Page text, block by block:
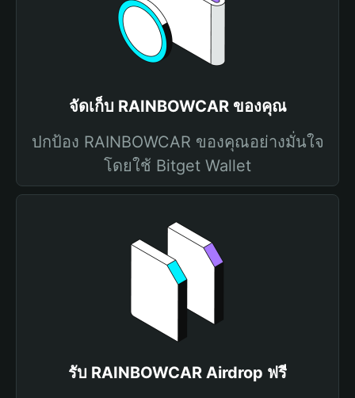
จัดเก็บ RAINBOWCAR ของคุณ
ปกป้อง RAINBOWCAR ของคุณอย่างมั่นใจ
โดยใช้ Bitget Wallet
รับ RAINBOWCAR Airdrop ฟรี